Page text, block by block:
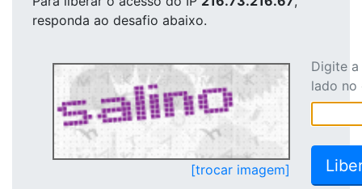
responda ao desafio abaixo.
[trocar imagem]
Digite
lado no